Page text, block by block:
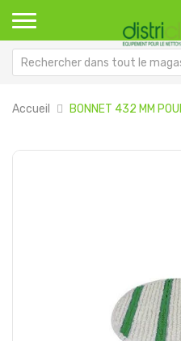
Accueil BONNET 432 MM
Passer